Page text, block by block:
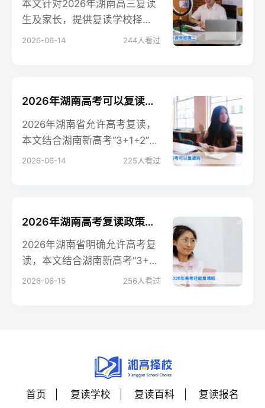
本文针对2026年湖南高三复读
生及家长，提供复读学校择校
核心标准、高三阶段复习规
2026-06-14 244人看过
2026年湖南高考可以复读吗 附复读政策与实操指南
2026年湖南省允许高考复读，
本文结合湖南新高考“3+1+2”政
策，详解复读的实操步骤、公
2026-06-14 225 人看过
2026年湖南高考复读政策解析：明确允许复读，附合规流程与择校指南
2026年湖南省明确允许高考复
读，本文结合湖南新高考“3+1+
2”模式，解析复读生学籍处
2026-06-15 256人看过
首页 复读学校 复读百科 复读报名